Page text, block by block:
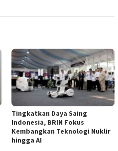
Tingkatkan Daya Saing
Indonesia, BRIN Fokus
Kembangkan Teknologi Nuklir
hingga AI